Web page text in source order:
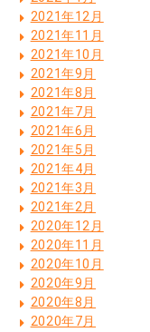
2021年12月
2021年11月
2021年10月
2021年9月
2021年8月
2021年7月
2021年6月
2021年5月
2021年4月
2021年3月
2021年2月
2020年12月
2020年11月
2020年10月
2020年9月
2020年8月
2020年7月